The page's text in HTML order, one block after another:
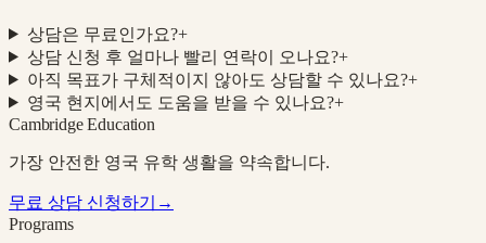
상담은 무료인가요?+
상담 신청 후 얼마나 빨리 연락이 오나요?+
아직 목표가 구체적이지 않아도 상담할 수 있나요?+
영국 현지에서도 도움을 받을 수 있나요?+
Cambridge Education
가장 안전한 영국 유학 생활을 약속합니다.
무료 상담 신청하기 →
Programs